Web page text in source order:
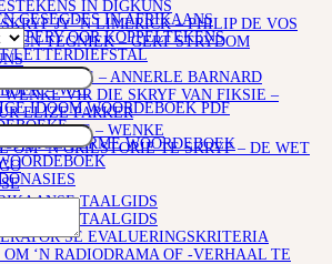
GESEGDES IN AFRIKAANS
OOR KOPPELTEKENS
LETTERDIEFSTAL
– WAT
IDOOM WOORDEBOEK PDF
TERME WOORDEBOEK
IN DIGKUNS
JY ‘N LIMERICK – PHILIP DE VOS
EN TEGNIEK – GERT STRYDOM
– ANNERLE BARNARD
WENKE VIR DIE SKRYF VAN FIKSIE –
ELIZE PARKER
– WENKE
OM ‘N GRILSTORIE TE SKRYF – DE WET
TAALGIDS
TAALGIDS
SE EVALUERINGSKRITERIA
‘N RADIODRAMA OF -VERHAAL TE